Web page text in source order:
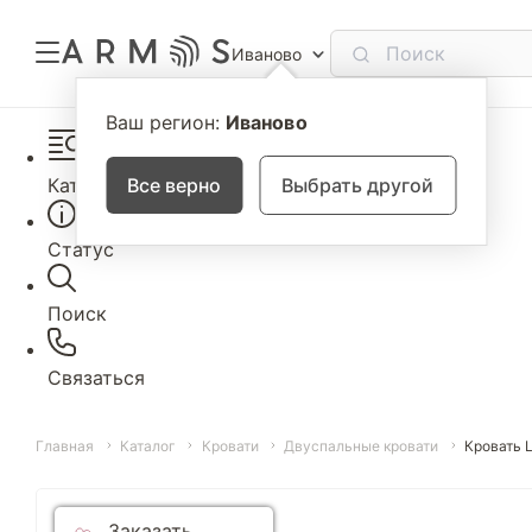
Иваново
Ваш регион: Иваново
Все верно Выбрать другой
Каталог
Статус
Поиск
Связаться
Главная Каталог Кровати Двуспальные кровати Кровать